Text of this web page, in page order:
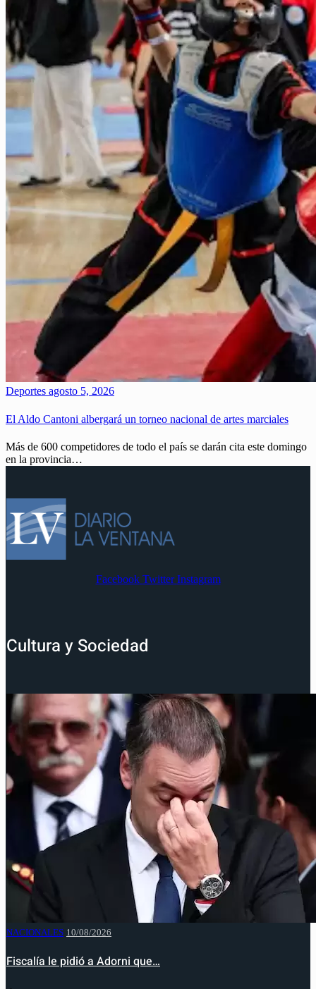
Deportes agosto 5, 2026
El Aldo Cantoni albergará un torneo nacional de artes marciales
Más de 600 competidores de todo el país se darán cita este domingo
en la provincia…
Facebook Twitter Instagram
Cultura y Sociedad
NACIONALES 10/08/2026
Fiscalía le pidió a Adorni que…